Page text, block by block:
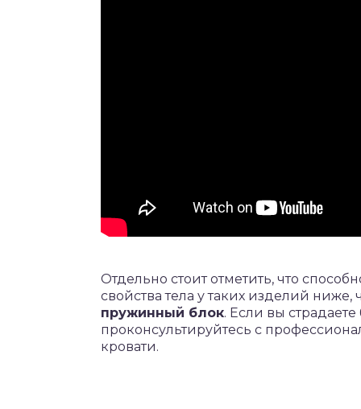
Отдельно стоит отметить, что
свойства тела у таких изделий
пружинный блок. Если вы
проконсультируйтесь с
кровати.